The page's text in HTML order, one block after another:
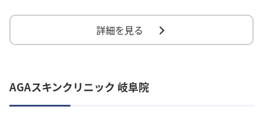
詳細を見る
AGAスキンクリニック 岐阜院